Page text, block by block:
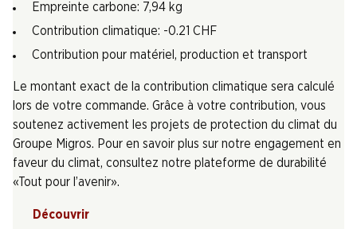
Empreinte carbone: 7,94 kg
Contribution climatique: -0.21 CHF
Contribution pour matériel, production et transport
Le montant exact de la contribution climatique sera calculé
lors de votre commande. Grâce à votre contribution, vous
soutenez activement les projets de protection du climat du
Groupe Migros. Pour en savoir plus sur notre engagement en
faveur du climat, consultez notre plateforme de durabilité
«Tout pour l’avenir».
Découvrir